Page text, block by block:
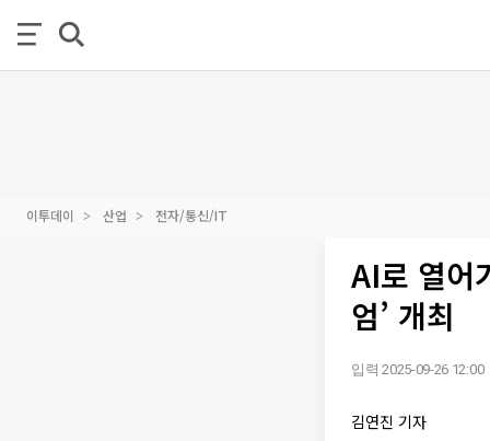
이투데이 산업 전자/통신/IT
AI로 열어
엄’ 개최
입력 2025-09-26 12:00
김연진 기자